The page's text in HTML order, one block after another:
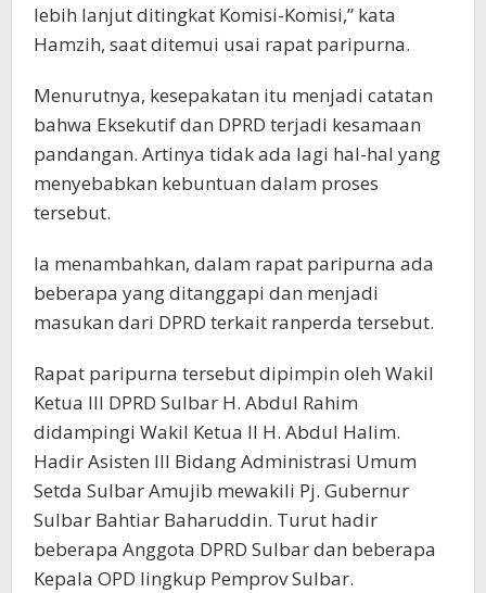
lebih lanjut ditingkat Komisi-Komisi,” kata
Hamzih, saat ditemui usai rapat paripurna.
Menurutnya, kesepakatan itu menjadi catatan
bahwa Eksekutif dan DPRD terjadi kesamaan
pandangan. Artinya tidak ada lagi hal-hal yang
menyebabkan kebuntuan dalam proses
tersebut.
Ia menambahkan, dalam rapat paripurna ada
beberapa yang ditanggapi dan menjadi
masukan dari DPRD terkait ranperda tersebut.
Rapat paripurna tersebut dipimpin oleh Wakil
Ketua III DPRD Sulbar H. Abdul Rahim
didampingi Wakil Ketua II H. Abdul Halim.
Hadir Asisten III Bidang Administrasi Umum
Setda Sulbar Amujib mewakili Pj. Gubernur
Sulbar Bahtiar Baharuddin. Turut hadir
beberapa Anggota DPRD Sulbar dan beberapa
Kepala OPD lingkup Pemprov Sulbar.